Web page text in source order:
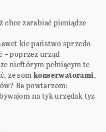
chce zarabiać pieniądze
kie państwo sprzedo
– poprzez urząd
nieftórym pełniącym te
ze somkonserwatorami,
Ba powtarzom:
na tyk urzędak tyz